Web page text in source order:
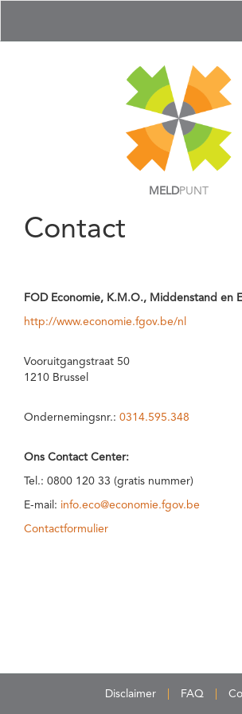
MELDPUNT
Contact
FOD Economie, K.M.O., Middenstand en
http://www.economie.fgov.be/nl
Vooruitgangstraat 50
1210 Brussel
Ondernemingsnr.: 0314.595.348
Ons Contact Center:
Tel.: 0800 120 33 (gratis nummer)
E-mail: info.eco@economie.fgov.be
Contactformulier
Disclaimer FAQ